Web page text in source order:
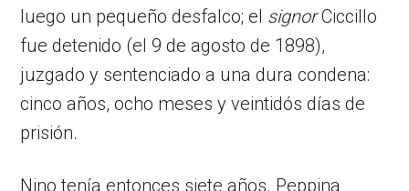
luego un pequeño desfalco; el signorCiccillo
fue detenido (el 9 de agosto de 1898),
juzgado y sentenciado a una dura condena:
cinco años, ocho meses y veintidós días de
prisión.
Nino tenía entonces siete años. Peppina